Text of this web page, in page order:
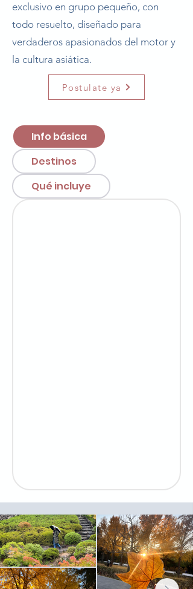
exclusivo en grupo pequeño, con
todo resuelto, diseñado para
verdaderos apasionados del motor y
la cultura asiática.
Postulate ya
Info básica
Destinos
Qué incluye